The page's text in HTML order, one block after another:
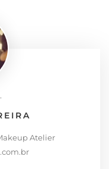
Atelier